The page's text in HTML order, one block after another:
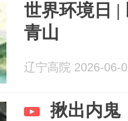
世界环境日 |
青山
辽宁高院 2026-06-
揪出内鬼